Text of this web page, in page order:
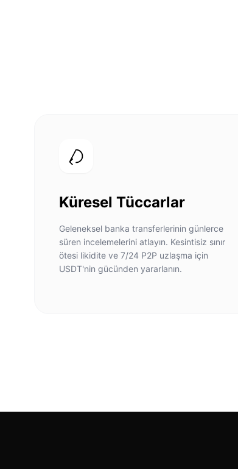
Küresel Tüccarlar
Geleneksel banka transferlerinin günlerce
süren incelemelerini atlayın. Kesintisiz sınır
ötesi likidite ve 7/24 P2P uzlaşma için
USDT'nin gücünden yararlanın.